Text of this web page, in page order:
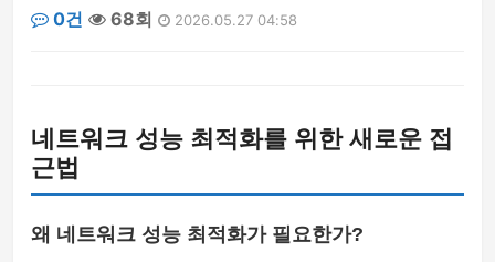
0건
68회 2026.05.27 04:58
네트워크 성능 최적화를 위한 새로운 접
근법
왜 네트워크 성능 최적화가 필요한가?